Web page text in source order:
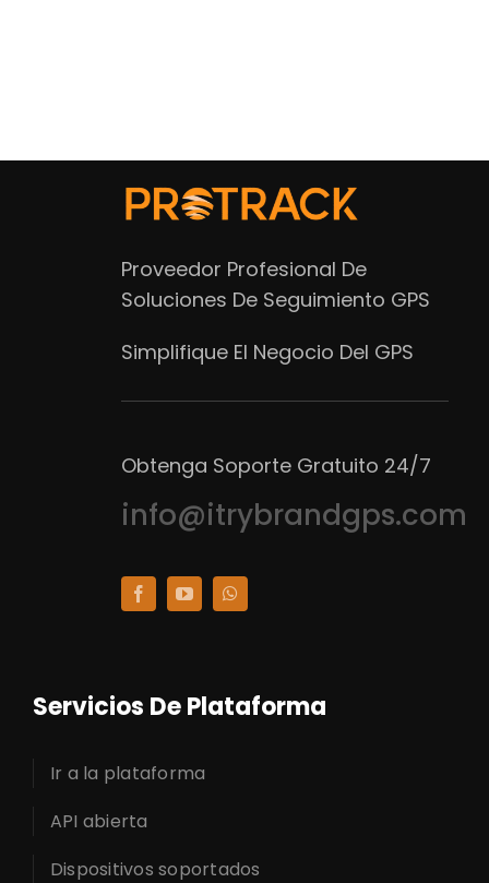
Proveedor Profesional De
Soluciones De Seguimiento GPS
Simplifique El Negocio Del GPS
Obtenga Soporte Gratuito 24/7
info@itrybrandgps.com
Servicios De Plataforma
Ir a la plataforma
API abierta
Dispositivos soportados